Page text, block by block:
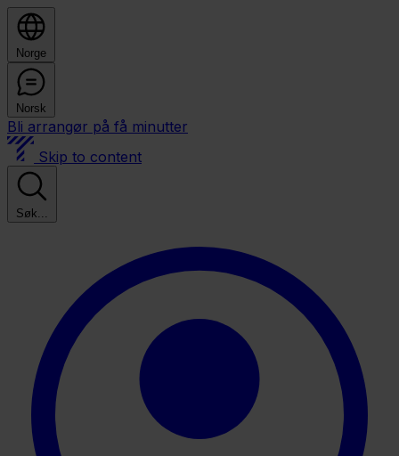
Norge
Norsk
Bli arrangør på få minutter
Skip to content
Søk...